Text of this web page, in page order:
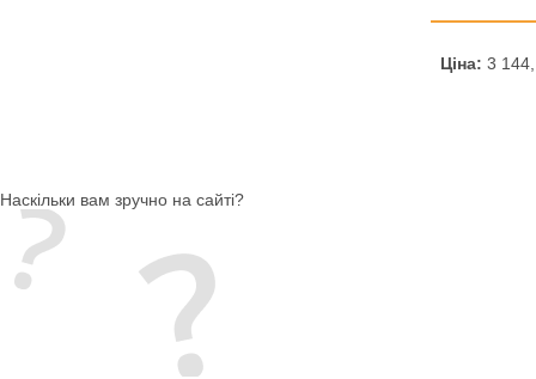
Ціна: 3
Наскільки вам зручно на сайті?